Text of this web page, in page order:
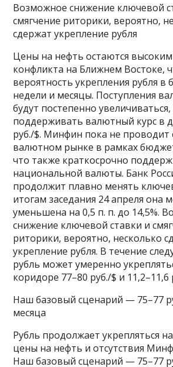
Возможное снижение ключевой
смягчение риторики, вероятно,
сдержат укрепление рубля
Цены на нефть остаются
конфликта на Ближнем Востоке,
вероятность укрепления рубля
недели и месяцы. Поступления
будут постепенно
поддерживать валютный курс в
руб./$. Минфин пока не проводит
валютном рынке в рамках
что также краткосрочно
национальной валюты. Банк
продолжит плавно менять
итогам заседания 24 апреля она
уменьшена на 0,5 п. п. до 14,5%.
снижение ключевой ставки и
риторики, вероятно, несколько
укрепление рубля. В течение
рубль может умеренно
коридоре 77–80 руб./$ и 11,2–11,6
Наш базовый сценарий — 75–77
месяца
Рубль продолжает укрепляться
цены на нефть и отсутствия
Наш базовый сценарий — 75–77